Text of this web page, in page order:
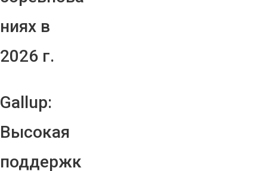
ниях в
2026 г.
Gallup:
Высокая
поддержк